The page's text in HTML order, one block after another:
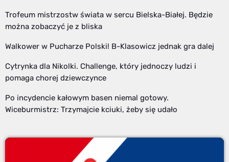
Trofeum mistrzostw świata w sercu Bielska-Białej. Będzie
można zobaczyć je z bliska
Walkower w Pucharze Polski! B-Klasowicz jednak gra dalej
Cytrynka dla Nikolki. Challenge, który jednoczy ludzi i
pomaga chorej dziewczynce
Po incydencie kałowym basen niemal gotowy.
Wiceburmistrz: Trzymajcie kciuki, żeby się udało